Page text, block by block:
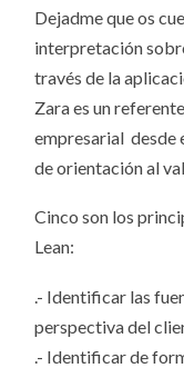
Dejadme que os
interpretación
través de la
Zara es un
empresarial desde
de orientación al
Cinco son los
Lean:
.- Identificar las
perspectiva del
.- Identificar de